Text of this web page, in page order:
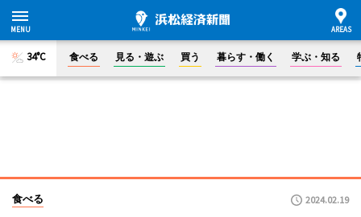
34°C 食べる 見る・遊ぶ 買う 暮らす・働く 学ぶ・知る
食べる 2024.02.19